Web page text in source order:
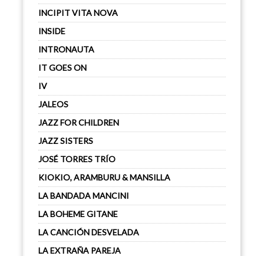
INCIPIT VITA NOVA
INSIDE
INTRONAUTA
IT GOES ON
IV
JALEOS
JAZZ FOR CHILDREN
JAZZ SISTERS
JOSÉ TORRES TRÍO
KIOKIO, ARAMBURU & MANSILLA
LA BANDADA MANCINI
LA BOHEME GITANE
LA CANCIÓN DESVELADA
LA EXTRAÑA PAREJA